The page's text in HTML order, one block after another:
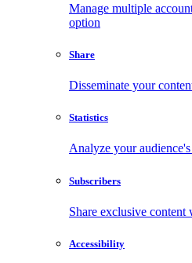
Manage multiple
option
Share
Disseminate your
Statistics
Analyze your
Subscribers
Share exclusive
Accessibility